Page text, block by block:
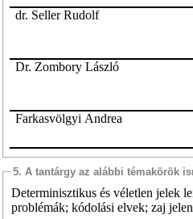
dr. Seller Rudolf
Dr. Zombory László
Farkasvölgyi Andrea
5. A tantárgy az alábbi témakörök
Determinisztikus és véletlen jelek
problémák; kódolási elvek; zaj